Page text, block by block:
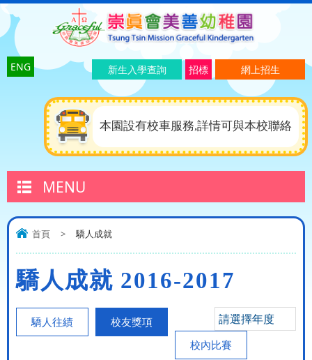
ENG 網上招生
招標
新生入學查詢
本園設有校車服務,詳情可與本校聯絡
MENU
首頁 > 驕人成就
驕人成就 2016-2017
請選擇年度
驕人往績
校友獎項
校內比賽